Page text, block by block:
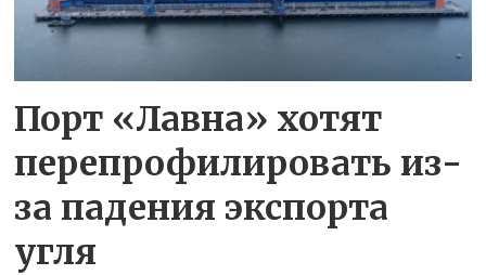
Порт «Лавна» хотят
перепрофилировать из-
за падения экспорта
угля